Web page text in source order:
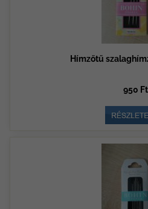
Hímzőtű
950 Ft